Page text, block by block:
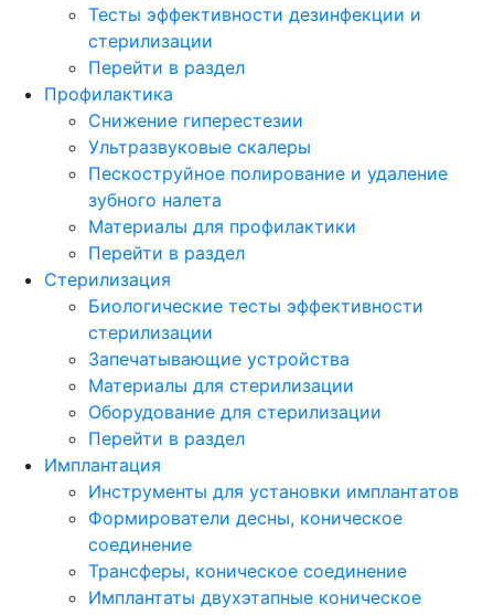
Тесты эффективности дезинфекции и
стерилизации
Перейти в раздел
Профилактика
Снижение гиперестезии
Ультразвуковые скалеры
Пескоструйное полирование и удаление
зубного налета
Материалы для профилактики
Перейти в раздел
Стерилизация
Биологические тесты эффективности
стерилизации
Запечатывающие устройства
Материалы для стерилизации
Оборудование для стерилизации
Перейти в раздел
Имплантация
Инструменты для установки имплантатов
Формирователи десны, коническое
соединение
Трансферы, коническое соединение
Имплантаты двухэтапные коническое